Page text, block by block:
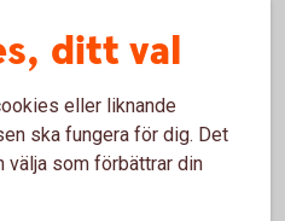
ditt val
eller liknande
ska fungera för dig. Det
välja som förbättrar din